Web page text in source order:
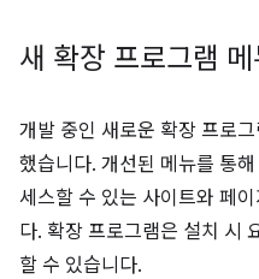
새 확장 프로그램 메
개발 중인 새로운 확장 프로
했습니다. 개선된 메뉴를 통
세스할 수 있는 사이트와 페
다. 확장 프로그램은 설치 시
할 수 있습니다.